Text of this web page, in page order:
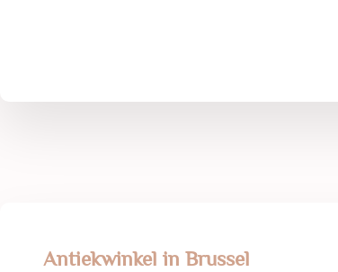
Antiekwinkel in Brussel